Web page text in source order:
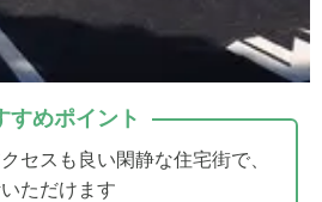
すめポイント
セスも良い閑静な住宅街で、
ただけます